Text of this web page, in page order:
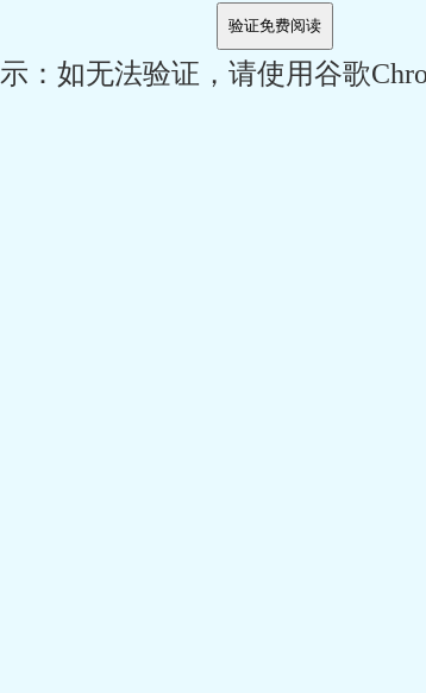
：如无法验证，请使用谷歌